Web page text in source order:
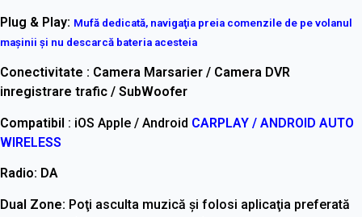
Plug & Play: Mufă dedicată, navigaţia preia comenzile de pe volanul
maşinii şi nu descarcă bateria acesteia
Conectivitate : Camera Marsarier / Camera DVR
inregistrare trafic / SubWoofer
Compatibil : iOS Apple / Android CARPLAY / ANDROID AUTO
WIRELESS
Radio: DA
Dual Zone: Poţi asculta muzică şi folosi aplicaţia preferată